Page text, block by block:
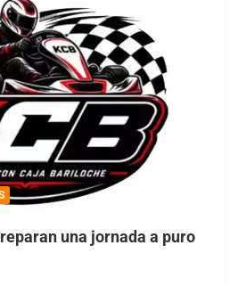
una jornada a puro